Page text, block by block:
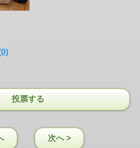
投票する
次へ >